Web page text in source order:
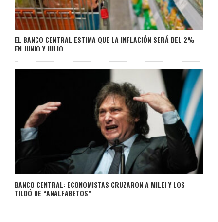
EL BANCO CENTRAL ESTIMA QUE LA INFLACIÓN SERÁ DEL 2%
EN JUNIO Y JULIO
BANCO CENTRAL: ECONOMISTAS CRUZARON A MILEI Y LOS
TILDÓ DE “ANALFABETOS”